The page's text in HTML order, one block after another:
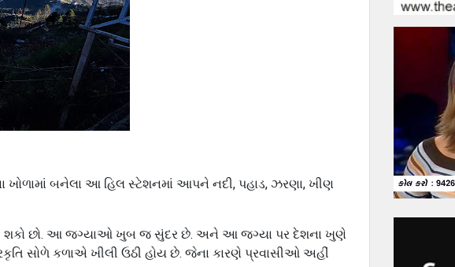
ખોળામાં બનેલા આ હિલ સ્ટેશનમાં આપને નદી, પહાડ, ઝરણા, ખીણ
શકો છો. આ જગ્યાઓ ખુબ જ સુંદર છે. અને આ જગ્યા પર દેશના ખુણે
સોળે કળાએ ખીલી ઉઠી હોય છે. જેના કારણે પ્રવાસીઓ અહીં